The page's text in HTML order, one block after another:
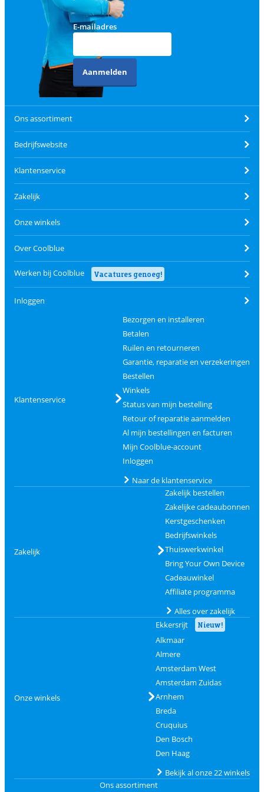
E-mailadres
Aanmelden
Ons assortiment
Bedrijfswebsite
Klantenservice
Zakelijk
Onze winkels
Over Coolblue
Werken bij Coolblue Vacatures genoeg!
Inloggen
Klantenservice
Bezorgen en installeren
Betalen
Ruilen en retourneren
Garantie, reparatie en verzekeringen
Bestellen
Winkels
Status van mijn bestelling
Retour of reparatie aanmelden
Al mijn bestellingen en facturen
Mijn Coolblue-account
Inloggen
Naar de klantenservice
Zakelijk
Zakelijk bestellen
Zakelijke cadeaubonnen
Kerstgeschenken
Bedrijfswinkels
Thuiswerkwinkel
Bring Your Own Device
Cadeauwinkel
Affiliate programma
Alles over zakelijk
Onze winkels
Ekkersrijt Nieuw!
Alkmaar
Almere
Amsterdam West
Amsterdam Zuidas
Arnhem
Breda
Cruquius
Den Bosch
Den Haag
Bekijk al onze 22 winkels
Ons assortiment